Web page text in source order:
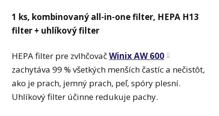
1 ks, kombinovaný all-in-one filter, HEPA H13
filter + uhlíkový filter
HEPA filter pre zvlhčovačWinix AW 600
zachytáva 99 % všetkých menších častíc a nečistôt,
ako je prach, jemný prach, peľ, spóry plesní.
Uhlíkový filter účinne redukuje pachy.